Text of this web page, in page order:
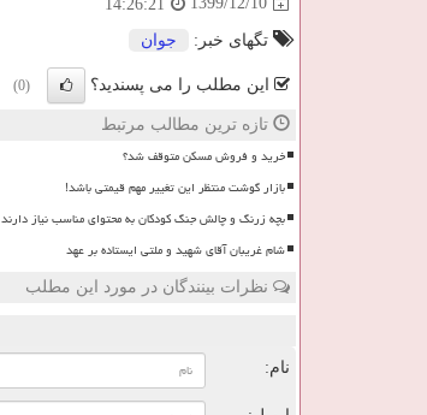
14:26:21
تگهای خبر: جوان
این مطلب را می پسندید؟ (0)
تازه ترین مطالب مرتبط
خرید و فروش مسکن متوقف شد؟
بازار گوشت منتظر این تغییر مهم قیمتی باشد!
بچه زرنگ و چالش جنگ کودکان به محتوای مناسب نیاز دارند
شام غریبان آقای شهید و ملتی ایستاده بر عهد
نظرات بینندگان در مورد این مطلب
نام: